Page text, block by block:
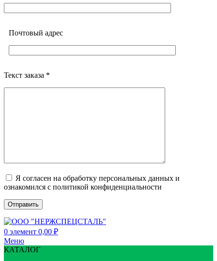
Почтовый адреc
Текст заказа *
Я согласен на обработку персональных данных и
ознакомился с политикой конфиденциальности
0 элемент 0,00 ₽
Меню
КАТАЛОГ